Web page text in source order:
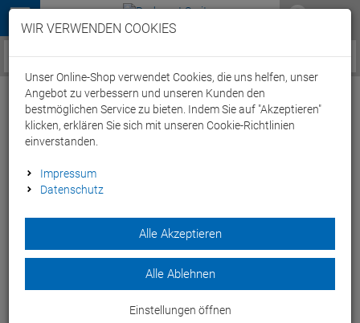
Menü
Service / Hilfe
Fizik Terra Atlas MTB Schuh army - 48
TERRA ATLAS ist der vielseitiger und zuverlässiger Allrounder
für Gravel, Mountainbiking und mehr.
WIR VERWENDEN COOKIES
Unser Online-Shop verwendet Cookies, die uns helfen, unser
Angebot zu verbessern und unseren Kunden den
bestmöglichen Service zu bieten. Indem Sie auf "Akzeptieren"
klicken, erklären Sie sich mit unseren Cookie-Richtlinien
einverstanden.
Impressum
Datenschutz
Alle Akzeptieren
Alle Ablehnen
Einstellungen öffnen